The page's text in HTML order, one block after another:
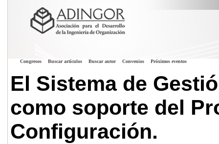
Congresos Buscar artículos Buscar autor Convenios Próximos eventos
El Sistema de
como soporte del
Configuración.